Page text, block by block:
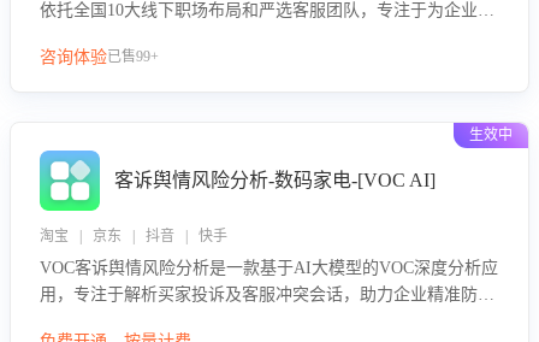
依托全国10大线下职场布局和严选客服团队，专注于为企业提
队和智能工具提升语音客服服务效率和质量，帮助企业实现降
咨询体验已售99+
生效中
客诉舆情风险分析-数码家电-[VOC AI]
淘宝 | 京东 | 抖音 | 快手
VOC客诉舆情风险分析是一款基于AI大模型的VOC深度分析应
用，专注于解析买家投诉及客服冲突会话，助力企业精准防控